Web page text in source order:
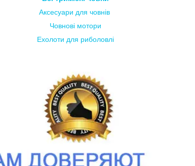
Аксесуари для човнів
Човнові мотори
Ехолоти для риболовлі